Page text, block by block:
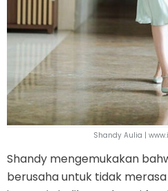
Shandy Aulia |
Shandy mengemukakan
berusaha untuk tidak